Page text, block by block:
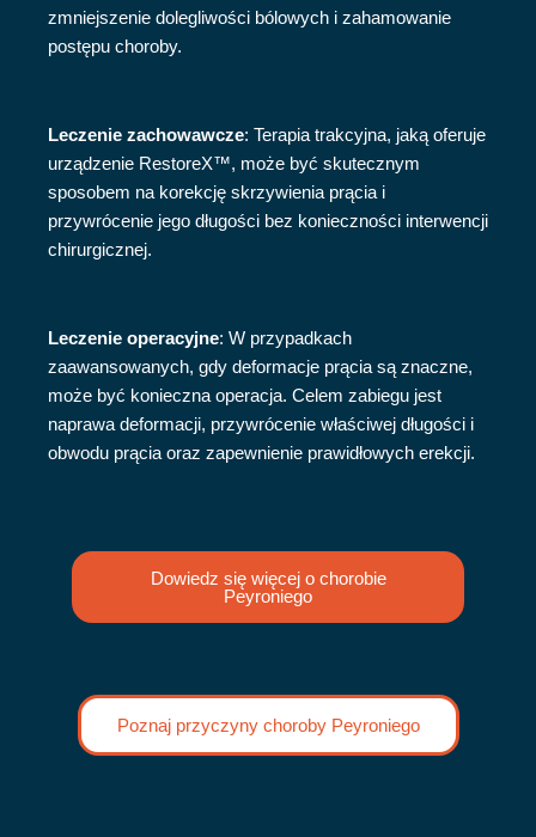
zmniejszenie dolegliwości bólowych i zahamowanie
postępu choroby.
Leczenie zachowawcze: Terapia trakcyjna, jaką oferuje
urządzenie RestoreX™, może być skutecznym
sposobem na korekcję skrzywienia prącia i
przywrócenie jego długości bez konieczności interwencji
chirurgicznej.
Leczenie operacyjne: W przypadkach
zaawansowanych, gdy deformacje prącia są znaczne,
może być konieczna operacja. Celem zabiegu jest
naprawa deformacji, przywrócenie właściwej długości i
obwodu prącia oraz zapewnienie prawidłowych erekcji.
Dowiedz się więcej o chorobie
Peyroniego
Poznaj przyczyny choroby Peyroniego